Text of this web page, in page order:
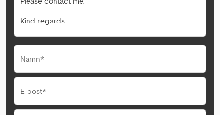
Namn*
E-post*